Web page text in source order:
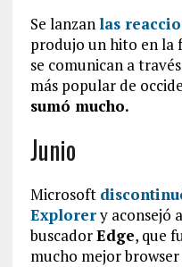
Se lanzan las
produjo un hito en la
se comunican a
más popular de
sumó mucho.
Junio
Microsoft
Explorery aconsejó
buscadorEdge, que
mucho mejor